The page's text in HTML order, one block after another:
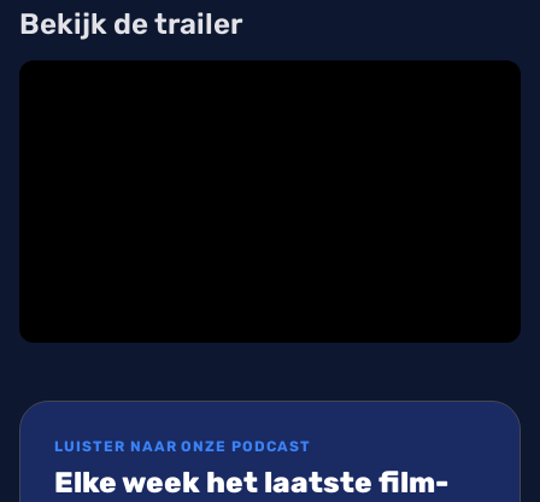
Bekijk de trailer
LUISTER NAAR ONZE PODCAST
Elke week het laatste film-